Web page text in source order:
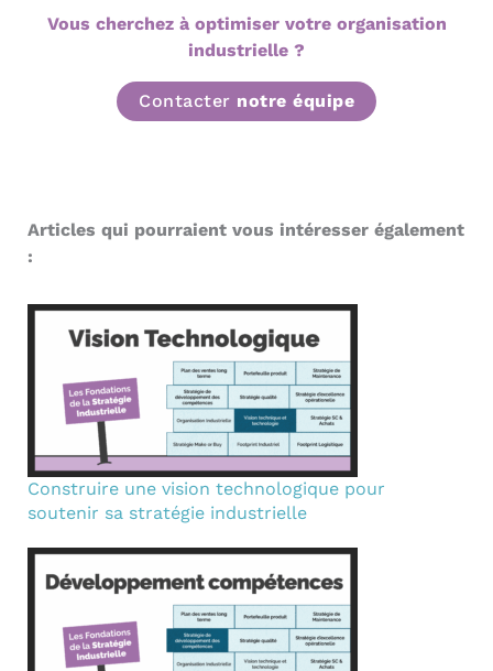
Vous cherchez à optimiser votre organisation
industrielle ?
Contacter notre équipe
Articles qui pourraient vous intéresser également
:
Construire une vision technologique pour
soutenir sa stratégie industrielle